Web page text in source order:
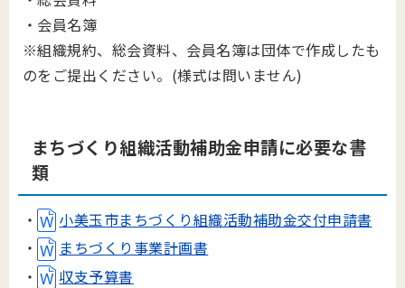
・会員名簿
※組織規約、総会資料、会員名簿は団体で作成したも
のをご提出ください。(様式は問いません)
まちづくり組織活動補助金申請に必要な書
類
・
小美玉市まちづくり組織活動補助金交付申請書
・
まちづくり事業計画書
・
収支予算書